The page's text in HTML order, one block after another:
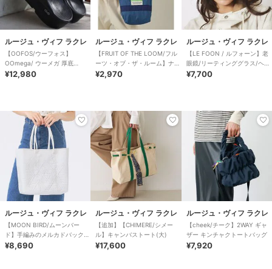
ルージュ・ヴィフ ラクレ
【OOFOS/ウーフォス】
OOmega/ ウーメガ 厚底
【WEB限定】
¥12,980
ルージュ・ヴィフ ラクレ
【FRUIT OF THE LOOM/フル
ーツ・オブ・ザ・ルーム】ナイ
ロントート
¥2,970
ルージュ・ヴィフ ラクレ
【LE FOON / ルフォーン】老
眼鏡/リーティンググラス/ヘキ
サゴン/迷彩/
¥7,700
ルージュ・ヴィフ ラクレ
【MOON BIRD/ムーンバー
ド】手編みのメルカドバック
Ｌ/軽量/大容量/旅行
¥8,690
ルージュ・ヴィフ ラクレ
【追加】【CHIMERE/シメー
ル】キャンバストート(大)
¥17,600
ルージュ・ヴィフ ラクレ
【cheek/チーク】2WAY ギャ
ザー キンチャクトートバッグ
¥7,920